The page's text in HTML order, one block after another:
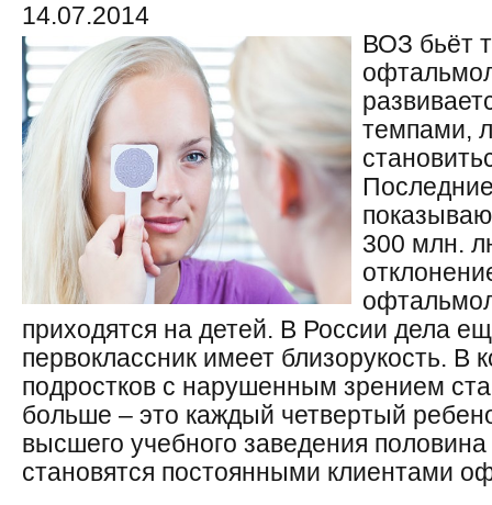
14.07.2014
ВОЗ бьёт
темпами,
300 млн.
приходятся на детей. В России дела
первоклассник имеет близорукость. В
подростков с нарушенным зрением
больше – это каждый четвертый
высшего учебного заведения
становятся постоянными клиентами